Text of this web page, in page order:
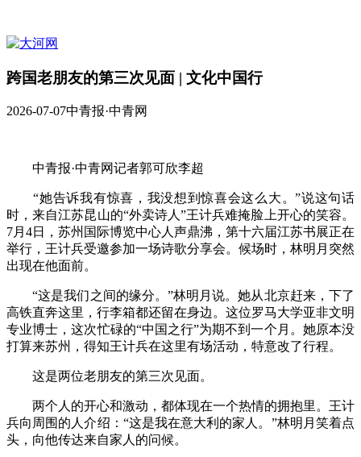
跨国老朋友的第三次见面 | 文化中国行
2026-07-07中青报·中青网
中青报·中青网记者郭可欣李超
“她告诉我有惊喜，我没想到惊喜会这么大。”说这句话
时，来自江苏昆山的“外卖诗人”王计兵难掩脸上开心的笑容。
7月4日，苏州国际博览中心人声鼎沸，第十六届江苏书展正在
举行，王计兵受邀参加一场诗歌分享会。候场时，林明月突然
出现在他面前。
“这是我们之间的缘分。”林明月说。她从北京赶来，下了
高铁直奔这里，行李箱都还留在身边。这位罗马大学亚非文明
专业博士，这次忙碌的“中国之行”为期不到一个月。她原本没
打算来苏州，得知王计兵在这里有场活动，特意改了行程。
这是两位老朋友的第三次见面。
两个人的开心和激动，都体现在一个热情的拥抱里。王计
兵向周围的人介绍：“这是我在意大利的家人。”林明月笑着点
头，向他传达来自家人的问候。